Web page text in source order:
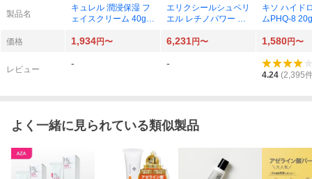
製品名
キュレル 潤浸保湿 フ
ェイスクリーム 40g×
エリクシールシュペリ
エル レチノパワー リ
つけかえ用 22g×1本
キソ ハイド
ムPHQ-8
価格
1,934円〜 6,231円〜 1,580円〜
レビュー
- -
4.24 (2,395
よく一緒に見られている類似製品